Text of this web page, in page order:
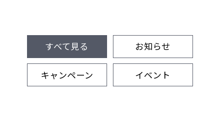
すべて見る お知らせ
キャンペーン イベント